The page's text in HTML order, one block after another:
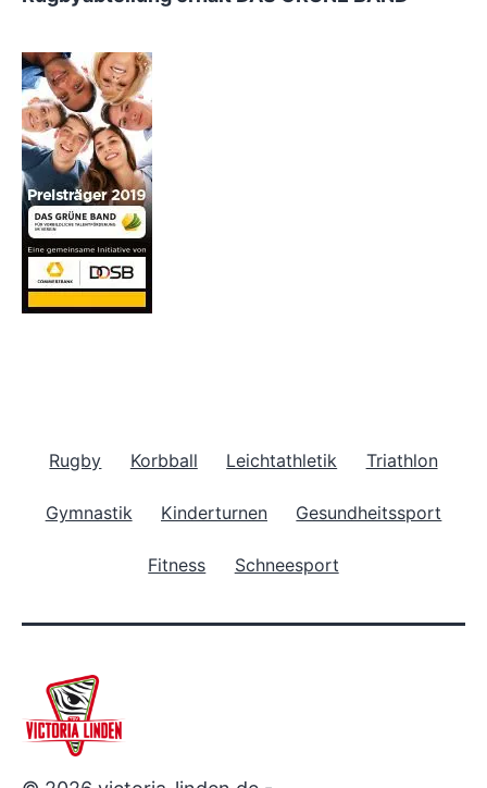
Rugby Korbball Leichtathletik Triathlon
Gymnastik Kinderturnen Gesundheitssport
Fitness Schneesport